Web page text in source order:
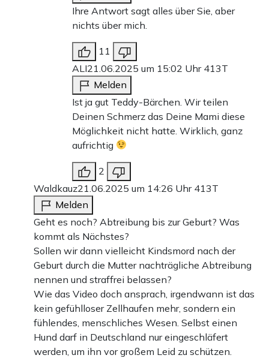
Ihre Antwort sagt alles über Sie, aber
nichts über mich.
11
ALI21.06.2025 um 15:02 Uhr 413T
Melden
Ist ja gut Teddy-Bärchen. Wir teilen
Deinen Schmerz das Deine Mami diese
Möglichkeit nicht hatte. Wirklich, ganz
aufrichtig
2
Waldkauz21.06.2025 um 14:26 Uhr 413T
Melden
Geht es noch? Abtreibung bis zur Geburt? Was
kommt als Nächstes?
Sollen wir dann vielleicht Kindsmord nach der
Geburt durch die Mutter nachträgliche Abtreibung
nennen und straffrei belassen?
Wie das Video doch ansprach, irgendwann ist das
kein gefühlloser Zellhaufen mehr, sondern ein
fühlendes, menschliches Wesen. Selbst einen
Hund darf in Deutschland nur eingeschläfert
werden, um ihn vor großem Leid zu schützen.